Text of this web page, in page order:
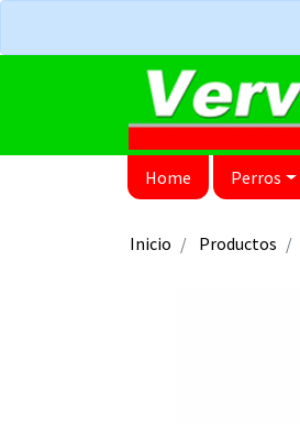
Home Perros
Inicio Productos